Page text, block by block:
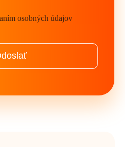
osobných údajov